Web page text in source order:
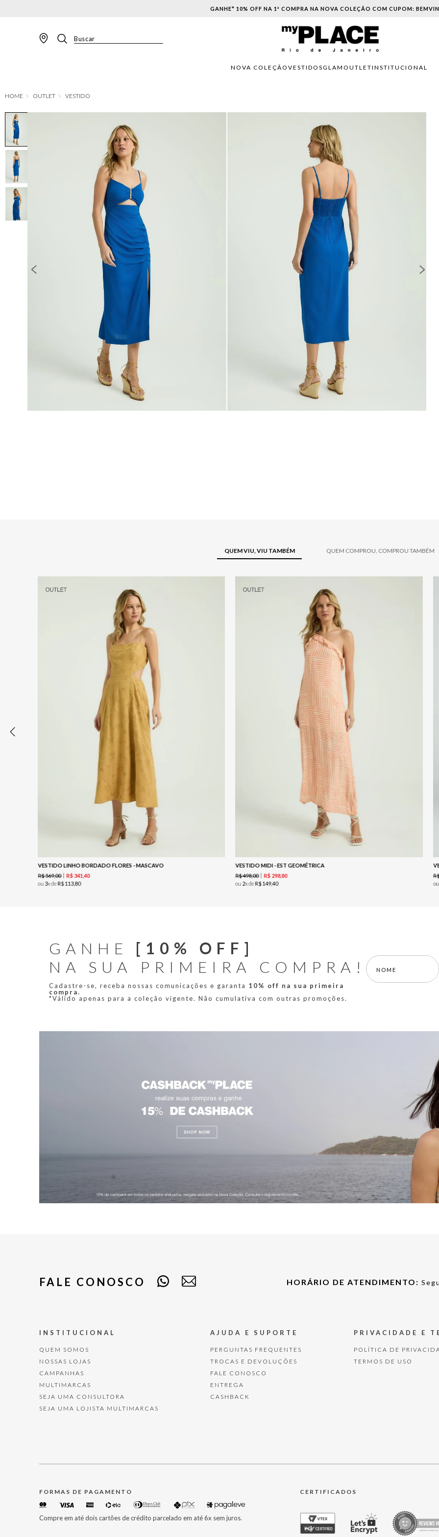
PARCELAMENTO EM ATÉ 6X SEM JUROS. APROVEITE!
Buscar
VESTIDOS
JAQUETA
CALÇA JEANS
COLETE
NOVA COLEÇÃO VESTIDOSGLAM OUTLETINSTITUCIONAL
OUTLET VESTIDO
QUEM VIU, VIU TAMBÉM QUEM COMPROU, COMPROU TAMBÉM
VESTIDO LINHO BORDADO FLORES - MASCAVO
R$569,00 R$ 341 ,40
ou 3x deR$113,80
VESTIDO MIDI - EST GEOMÉTRICA
R$498,00 R$ 298,80
ou 2x deR$149,40
ou
GANHE [10% OFF]
NA SUA PRIMEIRA COMPRA!
Cadastre-se, receba nossas comunicações e garanta 10% off na sua primeira
compra.
*Válido apenas para a coleção vigente. Não cumulativa com outras promoções.
FALE CONOSCO HORÁRIO DE ATENDIMENTO:
INSTITUCIONAL
QUEM SOMOS
NOSSAS LOJAS
CAMPANHAS
MULTIMARCAS
SEJA UMA CONSULTORA
SEJA UMA LOJISTA MULTIMARCAS
AJUDA E SUPORTE
PERGUNTAS FREQUENTES
TROCAS E DEVOLUÇÕES
FALE CONOSCO
ENTREGA
CASHBACK
PRIVACIDADE E
POLÍTICA DE
TERMOS DE USO
FORMAS DE PAGAMENTO
Compre em até dois cartões de crédito parcelado em até 6x sem juros.
CERTIFICADOS